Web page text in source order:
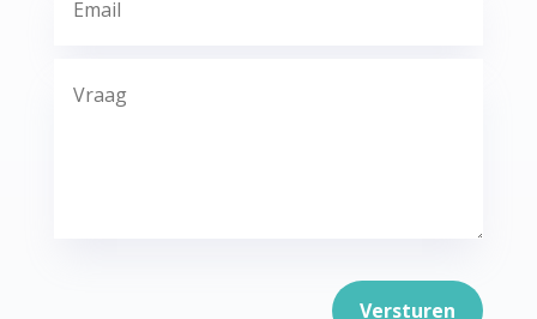
Versturen